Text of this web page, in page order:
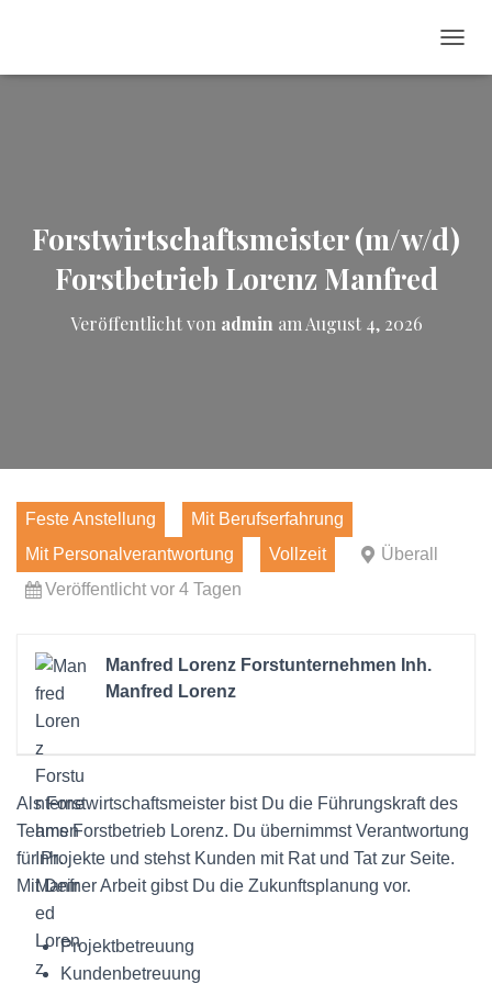
Forstwirtschaftsmeister (m/w/d)
Forstbetrieb Lorenz Manfred
Veröffentlicht von admin am August 4, 2026
Feste Anstellung
Mit Berufserfahrung
Mit Personalverantwortung
Vollzeit
Überall
Veröffentlicht vor 4 Tagen
Manfred Lorenz Forstunternehmen Inh.
Manfred Lorenz
Als Forstwirtschaftsmeister bist Du die Führungskraft des
Teams Forstbetrieb Lorenz. Du übernimmst Verantwortung
für Projekte und stehst Kunden mit Rat und Tat zur Seite.
Mit Deiner Arbeit gibst Du die Zukunftsplanung vor.
Projektbetreuung
Kundenbetreuung